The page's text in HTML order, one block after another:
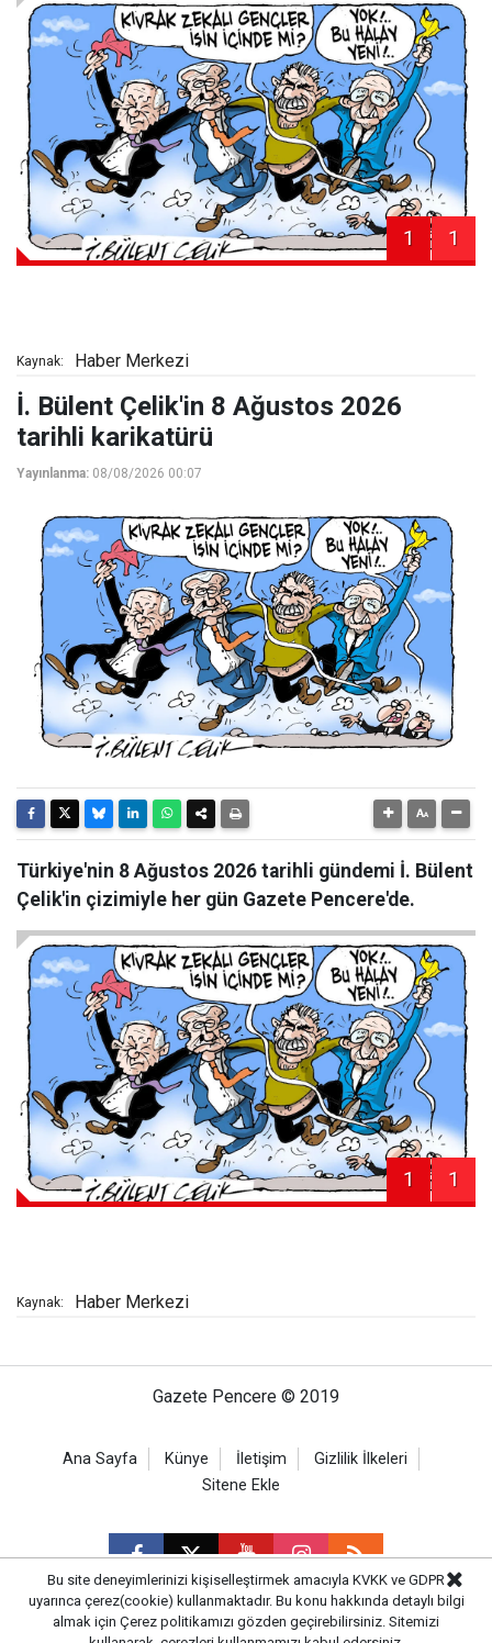
1 1
Kaynak: Haber Merkezi
İ. Bülent Çelik'in 8 Ağustos 2026
tarihli karikatürü
Yayınlanma: 08/08/2026 00:07
Türkiye'nin 8 Ağustos 2026 tarihli gündemi İ. Bülent
Çelik'in çizimiyle her gün Gazete Pencere'de.
1 1
Kaynak: Haber Merkezi
Gazete Pencere © 2019
Ana Sayfa Künye İletişim
Gizlilik İlkeleri
Sitene Ekle
CM Bilişim
Bu site deneyimlerinizi kişiselleştirmek amacıyla KVKK ve GDPR
uyarınca çerez(cookie) kullanmaktadır. Bu konu hakkında detaylı bilgi
almak için Çerez politikamızı gözden geçirebilirsiniz. Sitemizi